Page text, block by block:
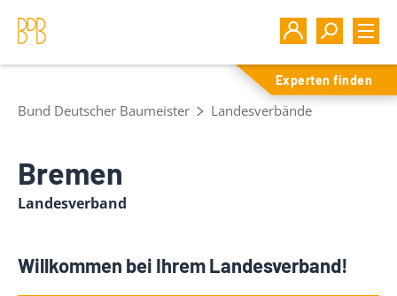
Experten finden
Bund Deutscher Baumeister Landesverbände
Bremen
Landesverband
Willkommen bei Ihrem Landesverband!